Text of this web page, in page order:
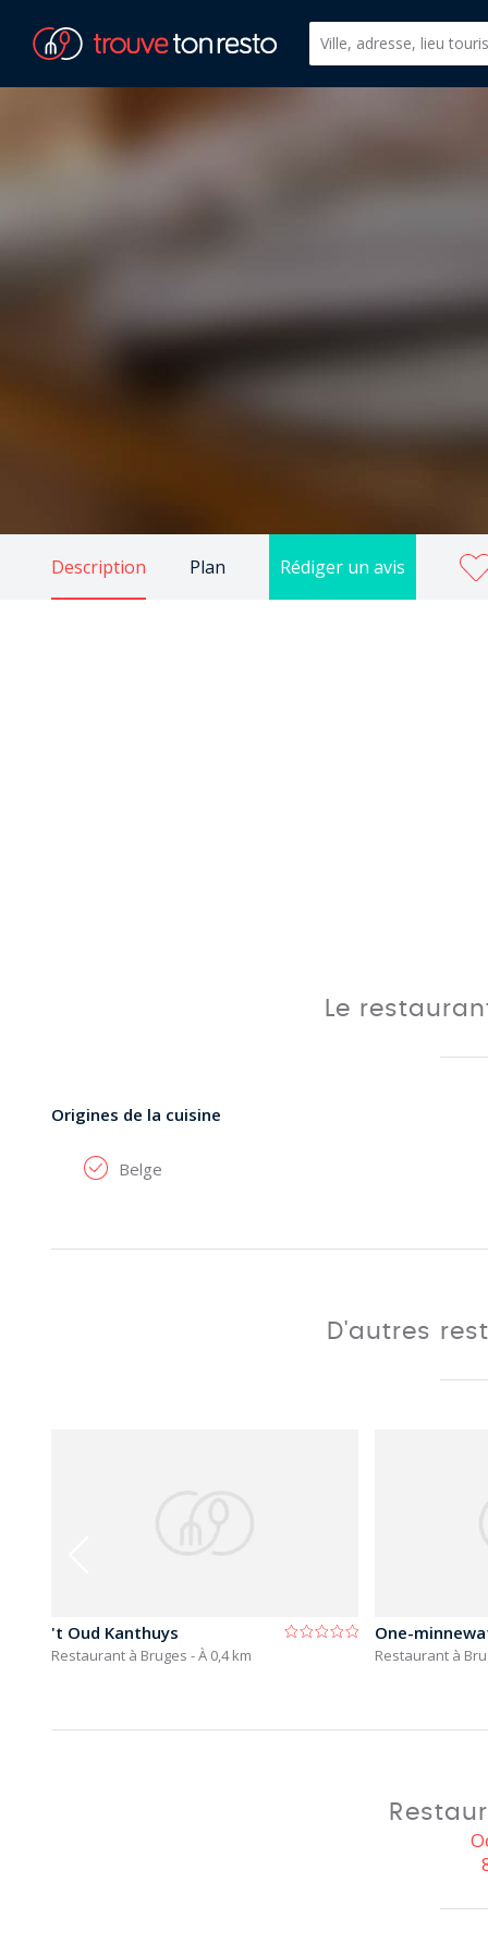
Description Plan Rédiger un avis
Le
Origines de la cuisine
Belge
D'autres
't Oud Kanthuys
Restaurant à Bruges - À 0,4 km
One-
Restaurant à